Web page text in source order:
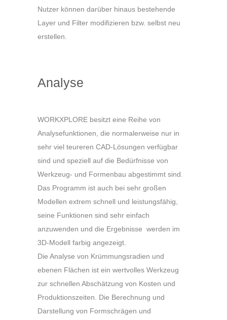
Nutzer können darüber hinaus bestehende
Layer und Filter modifizieren bzw. selbst neu
erstellen.
Analyse
WORKXPLORE besitzt eine Reihe von
Analysefunktionen, die normalerweise nur in
sehr viel teureren CAD-Lösungen verfügbar
sind und speziell auf die Bedürfnisse von
Werkzeug- und Formenbau abgestimmt sind.
Das Programm ist auch bei sehr großen
Modellen extrem schnell und leistungsfähig,
seine Funktionen sind sehr einfach
anzuwenden und die Ergebnisse werden im
3D-Modell farbig angezeigt.
Die Analyse von Krümmungsradien und
ebenen Flächen ist ein wertvolles Werkzeug
zur schnellen Abschätzung von Kosten und
Produktionszeiten. Die Berechnung und
Darstellung von Formschrägen und